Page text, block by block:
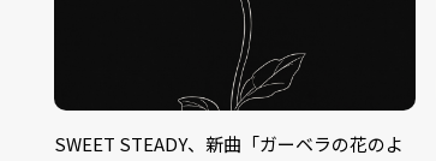
SWEET STEADY、新曲「ガーベラの花のよ